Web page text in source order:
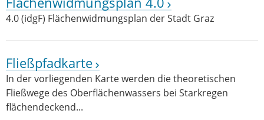
4.0 (idgF) Flächenwidmungsplan der Stadt Graz
Fließpfadkarte
In der vorliegenden Karte werden die theoretischen
Fließwege des Oberflächenwassers bei Starkregen
flächendeckend...